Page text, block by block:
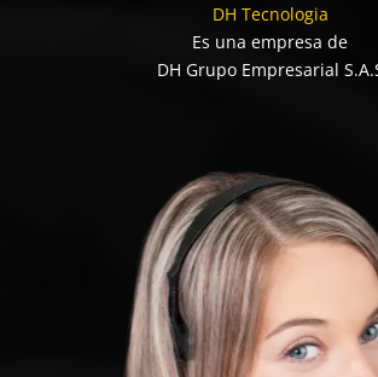
DH Tecnologia
Es una empresa de
DH Grupo Empresarial